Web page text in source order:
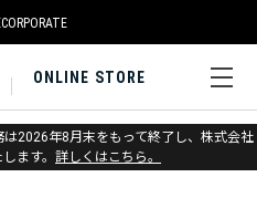
CORPORATE
ONLINE STORE
2026年8月末をもって終了し、株式会社
ます。 詳しくはこちら。
インツーリング